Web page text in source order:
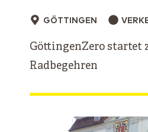
GÖTTINGEN
GöttingenZero startet
Radbegehren